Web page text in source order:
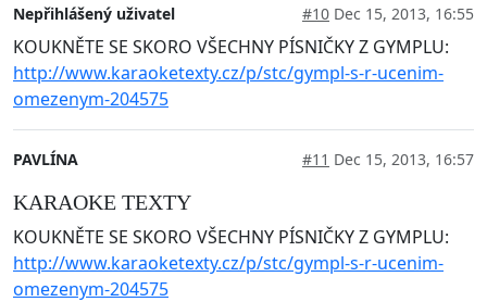
Nepřihlášený uživatel #10 Dec 15, 2013, 16:55
KOUKNĚTE SE SKORO VŠECHNY PÍSNIČKY Z GYMPLU:
http://www.karaoketexty.cz/p/stc/gympl-s-r-ucenim-
omezenym-204575
PAVLÍNA #11 Dec 15, 2013, 16:57
KARAOKE TEXTY
KOUKNĚTE SE SKORO VŠECHNY PÍSNIČKY Z GYMPLU:
http://www.karaoketexty.cz/p/stc/gympl-s-r-ucenim-
omezenym-204575